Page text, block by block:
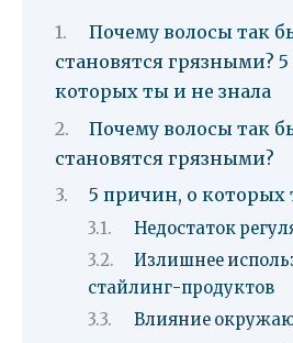
Почему волосы так
становятся грязными?
которых ты и не знала
Почему волосы так
становятся грязными?
5 причин, о которых
Недостаток
Излишнее
стайлинг-продуктов
Влияние